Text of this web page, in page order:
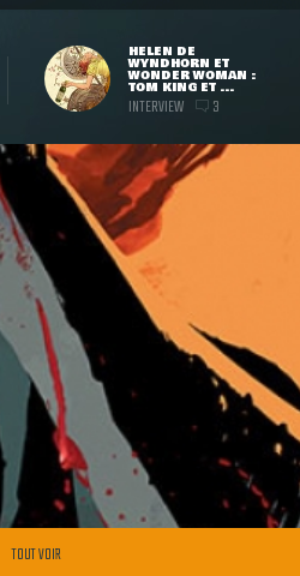
HELEN DE
WYNDHORN ET
WONDER WOMAN :
TOM KING ET ...
INTERVIEW 3
TOUT VOIR